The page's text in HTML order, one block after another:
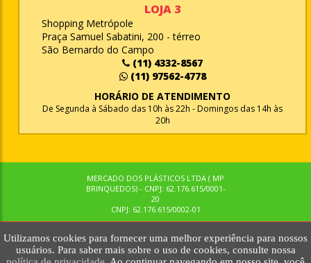
Utilizamos cookies para fornecer uma melhor experiência para nossos
usuários. Para saber mais sobre o uso de cookies, consulte nossa
LOJA 3
Shopping Metrópole
Praça Samuel Sabatini, 200 - térreo
São Bernardo do Campo
(11) 4332-8567
(11) 97562-4778
HORÁRIO DE ATENDIMENTO
De Segunda à Sábado das 10h às 22h - Domingos das 14h às
20h
MERCADO DOS PLÁSTICOS LTDA ( MP
BRINQUEDOS) - CNPJ: 62.176.615/0001-
20
CNPJ: 62.176.615/0002-01
© MPBRINQUEDOS. TODOS OS DIREITOS RESERVADOS. MKTNOW